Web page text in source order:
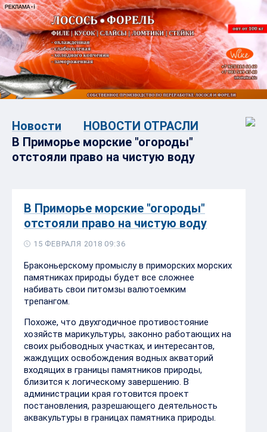
Новости
НОВОСТИ ОТРАСЛИ
В Приморье морские "огороды"
отстояли право на чистую воду
В Приморье морские "огороды"
отстояли право на чистую воду
15 ФЕВРАЛЯ 2018 09:36
Браконьерскому промыслу в приморских морских
памятниках природы будет все сложнее
набивать свои питомзы валютоемким
трепангом.
Похоже, что двухгодичное противостояние
хозяйств марикультуры, законно работающих на
своих рыбоводных участках, и интересантов,
жаждущих освобождения водных акваторий
входящих в границы памятников природы,
близится к логическому завершению. В
администрации края готовится проект
постановления, разрешающего деятельность
аквакультуры в границах памятника природы.